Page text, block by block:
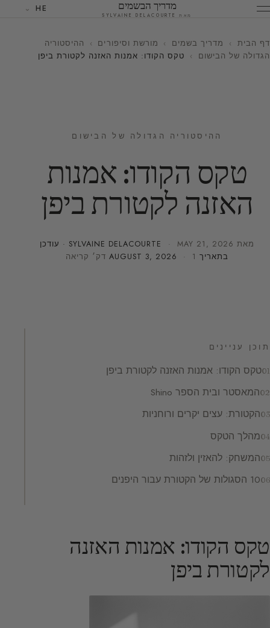
מדריך הבשמים
מאת SYLVAINE DELACOURTE
HE
דף הבית › מדריך בשמים › מורשת וסיפורים ›
ההיסטוריה
הגדולה של הבישום
› טקס הקודו: אמנות האזנה לקטורת ביפן
ההיסטוריה הגדולה של הבישום
טקס הקודו: אמנות
האזנה לקטורת ביפן
מאת SYLVAINE DELACOURTE · MAY 21, 2026
· עודכן
בתאריך
AUGUST 3, 2026 · 1 דק׳ קריאה
תוכן עניינים
טקס הקודו: אמנות האזנה לקטורת ביפן
המאסטר ובית הספר Shino
הקטורת: עצים יקרים ורוחניות
מהלך הטקס
המשחק: להאזין ולזהות
10 הסגולות של הקטורת עבור היפנים
טקס הקודו: אמנות האזנה
לקטורת ביפן